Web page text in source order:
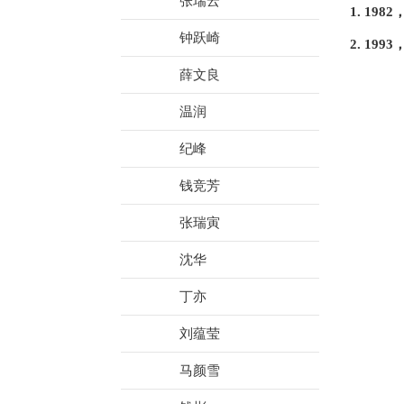
钟跃崎
薛文良
温润
纪峰
钱竞芳
张瑞寅
沈华
丁亦
刘蕴莹
马颜雪
1. 1982
2. 1993